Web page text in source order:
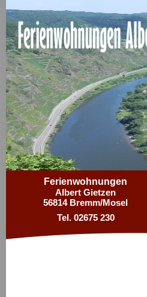
Ferienwohnungen
Albert Gietzen
56814 Bremm/Mosel
Tel. 02675 230